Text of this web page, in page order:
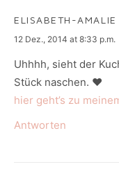
ELISABETH-AMALIE
says:
12 Dez., 2014 at 8:33 p.m.
Uhhhh, sieht der
Stück naschen. ♥
hier geht’s zu
Antworten